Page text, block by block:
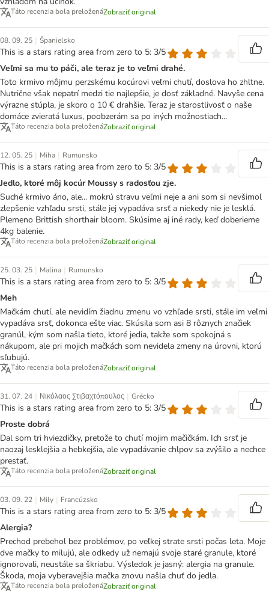
Táto recenzia bola preloženáZobraziť original
08. 09. 25 | Španielsko
This is a stars rating area from zero to 5: 3/5
Veľmi sa mu to páči, ale teraz je to veľmi drahé.
Toto krmivo môjmu perzskému kocúrovi veľmi chutí, doslova ho zhltne.
Nutrične však nepatrí medzi tie najlepšie, je dosť základné. Navyše cena
výrazne stúpla, je skoro o 10 € drahšie. Teraz je starostlivosť o naše
domáce zvieratá luxus, poobzerám sa po iných možnostiach...
Táto recenzia bola preloženáZobraziť original
12. 05. 25 | Miha | Rumunsko
This is a stars rating area from zero to 5: 3/5
Jedlo, ktoré môj kocúr Moussy s radosťou zje.
Suché krmivo áno, ale... mokrú stravu veľmi neje a ani som si nevšimol
zlepšenie vzhľadu srsti, stále jej vypadáva srsť a niekedy nie je lesklá.
Plemeno Brittish shorthair bloom. Skúsime aj iné rady, keď doberieme
4kg balenie.
Táto recenzia bola preloženáZobraziť original
25. 03. 25 | Malina | Rumunsko
This is a stars rating area from zero to 5: 3/5
Meh
Mačkám chutí, ale nevidím žiadnu zmenu vo vzhľade srsti, stále im veľmi
vypadáva srsť, dokonca ešte viac. Skúsila som asi 8 rôznych značiek
granúl, kým som našla tieto, ktoré jedia, takže som spokojná s
nákupom, ale pri mojich mačkách som nevidela zmeny na úrovni, ktorú
sľubujú.
Táto recenzia bola preloženáZobraziť original
31. 07. 24 | Νικόλαος Στιβαχτόπουλος | Grécko
This is a stars rating area from zero to 5: 3/5
Proste dobrá
Dal som tri hviezdičky, pretože to chutí mojim mačičkám. Ich srsť je
naozaj lesklejšia a hebkejšia, ale vypadávanie chlpov sa zvýšilo a nechce
prestať.
Táto recenzia bola preloženáZobraziť original
03. 09. 22 | Mily | Francúzsko
This is a stars rating area from zero to 5: 3/5
Alergia?
Prechod prebehol bez problémov, po veľkej strate srsti počas leta. Moje
dve mačky to milujú, ale odkedy už nemajú svoje staré granule, ktoré
ignorovali, neustále sa škriabu. Výsledok je jasný: alergia na granule.
Škoda, moja vyberavejšia mačka znovu našla chuť do jedla.
Táto recenzia bola preloženáZobraziť original